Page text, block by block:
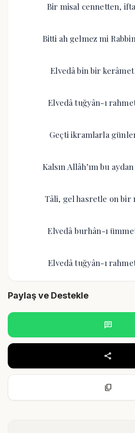
Bir misal cennetten,
Bitti ah gelmez mi
Elvedâ bin bir kerâmet
Elvedâ tuğyân-ı
Geçti ikramlarla
Kalsın Allâh’ım bu
Tâli, gel hasretle on bir
Elvedâ burhân-ı
Elvedâ tuğyân-ı
Paylaş ve Destekle
chat
share
content_copy